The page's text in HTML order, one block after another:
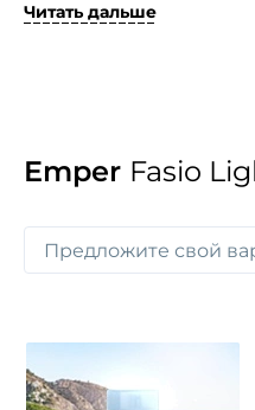
и чувственность. Его
композиция. Парфюм
повседневного
впечатление.
Читать дальше
Emper Fasio